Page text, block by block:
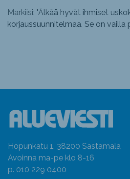
Markiisi: "Älkää hyvät ihmiset
korjaussuunnitelmaa. Se on vailla
Hopunkatu 1, 38200 Sastamala
Avoinna ma-pe klo 8-16
p. 010 229 0400